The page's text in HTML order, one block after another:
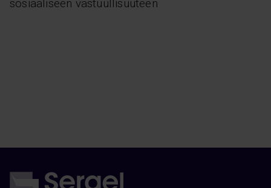
sosiaaliseen vastuullisuuteen